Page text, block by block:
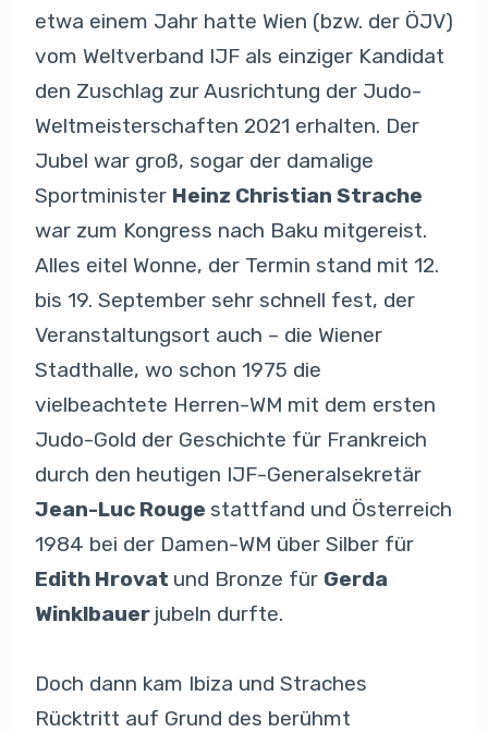
etwa einem Jahr hatte Wien (bzw. der ÖJV)
vom Weltverband IJF als einziger Kandidat
den Zuschlag zur Ausrichtung der Judo-
Weltmeisterschaften 2021 erhalten. Der
Jubel war groß, sogar der damalige
Sportminister Heinz Christian Strache
war zum Kongress nach Baku mitgereist.
Alles eitel Wonne, der Termin stand mit 12.
bis 19. September sehr schnell fest, der
Veranstaltungsort auch – die Wiener
Stadthalle, wo schon 1975 die
vielbeachtete Herren-WM mit dem ersten
Judo-Gold der Geschichte für Frankreich
durch den heutigen IJF-Generalsekretär
Jean-Luc Rouge stattfand und Österreich
1984 bei der Damen-WM über Silber für
Edith Hrovat und Bronze für Gerda
Winklbauer jubeln durfte.
Doch dann kam Ibiza und Straches
Rücktritt auf Grund des berühmt